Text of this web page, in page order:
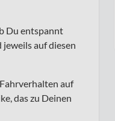
Du entspannt
auf diesen
auf
das zu Deinen